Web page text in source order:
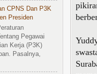
CPNS Dan P3K
Presiden
Pegawai
Kerja (P3K)
Pasalnya,